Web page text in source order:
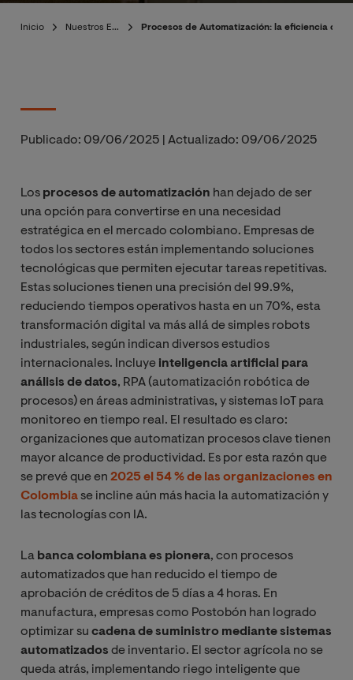
Inicio Nuestros Expertos Procesos de Automatización: la eficiencia que
Publicado: 09/06/2025 Actualizado: 09/06/2025
Los procesos de automatización han dejado de ser
una opción para convertirse en una necesidad
estratégica en el mercado colombiano. Empresas de
todos los sectores están implementando soluciones
tecnológicas que permiten ejecutar tareas repetitivas.
Estas soluciones tienen una precisión del 99.9%,
reduciendo tiempos operativos hasta en un 70%, esta
transformación digital va más allá de simples robots
industriales, según indican diversos estudios
internacionales. Incluye inteligencia artificial para
análisis de datos, RPA (automatización robótica de
procesos) en áreas administrativas, y sistemas IoT para
monitoreo en tiempo real. El resultado es claro:
organizaciones que automatizan procesos clave tienen
mayor alcance de productividad. Es por esta razón que
se prevé que en 2025 el 54 % de las organizaciones en
Colombiase incline aún más hacia la automatización y
las tecnologías con IA.
La banca colombiana es pionera, con procesos
automatizados que han reducido el tiempo de
aprobación de créditos de 5 días a 4 horas. En
manufactura, empresas como Postobón han logrado
optimizar su cadena de suministro mediante sistemas
automatizados de inventario. El sector agrícola no se
queda atrás, implementando riego inteligente que